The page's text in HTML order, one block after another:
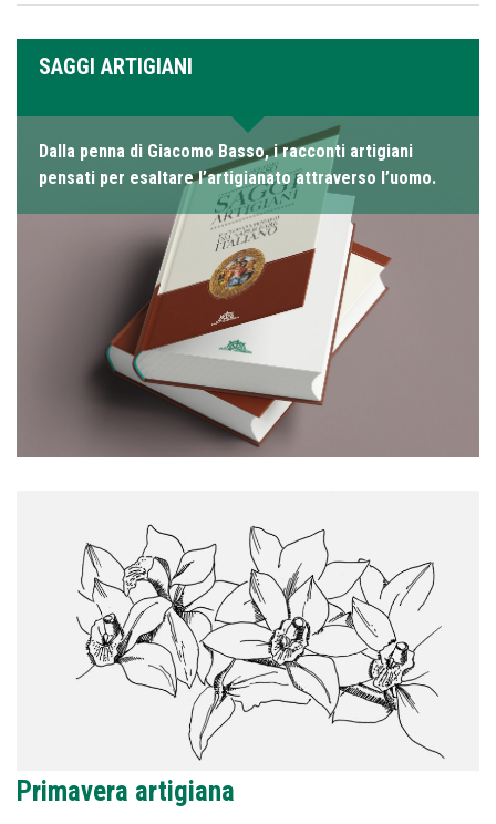
SAGGI ARTIGIANI
Dalla penna di Giacomo Basso, i racconti artigiani
pensati per esaltare l’artigianato attraverso l’uomo.
Primavera artigiana